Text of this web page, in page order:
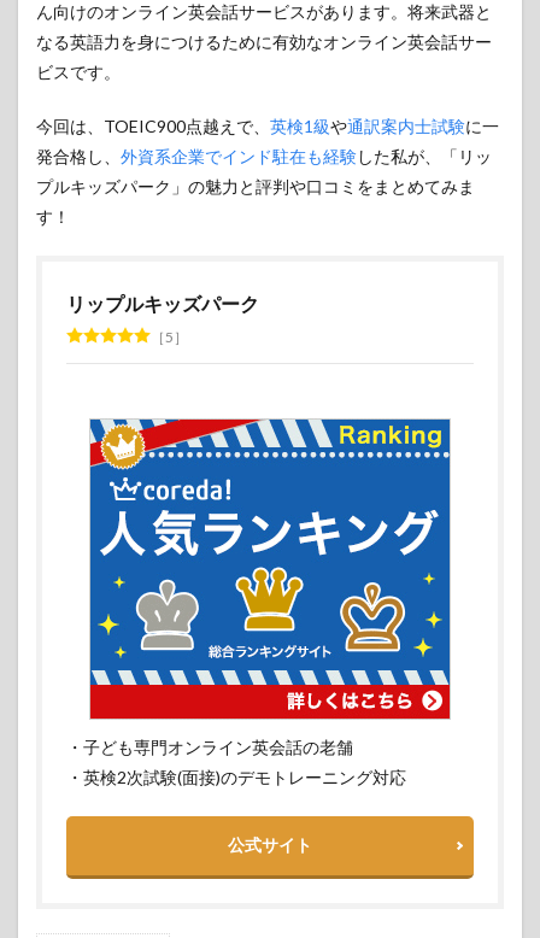
ん向けのオンライン英会話サービスがあります。将来武器と
なる英語力を身につけるために有効なオンライン英会話サー
ビスです。
今回は、TOEIC900点越えで、 英検1級や通訳案内士試験に一
発合格し、 外資系企業でインド駐在も経験した私が、「リッ
プルキッズパーク」の魅力と評判や口コミをまとめてみま
す！
リップルキッズパーク
5
・子ども専門オンライン英会話の老舗
・英検2次試験(面接)のデモトレーニング対応
公式サイト